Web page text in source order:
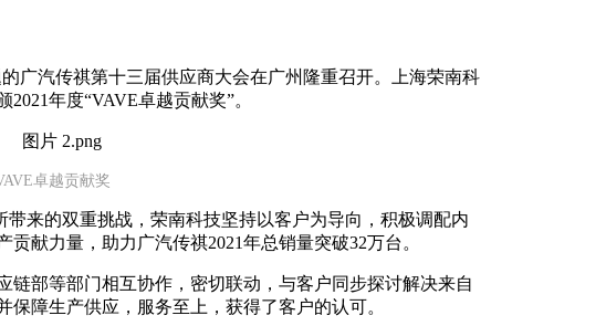
广汽传祺第十三届供应商大会在广州隆重召开。上海荣南科
年度“VAVE卓越贡献奖”。
卓越贡献奖
带来的双重挑战，荣南科技坚持以客户为导向，积极调配内
献力量，助力广汽传祺2021年总销量突破32万台。
部等部门相互协作，密切联动，与客户同步探讨解决来自
障生产供应，服务至上，获得了客户的认可。